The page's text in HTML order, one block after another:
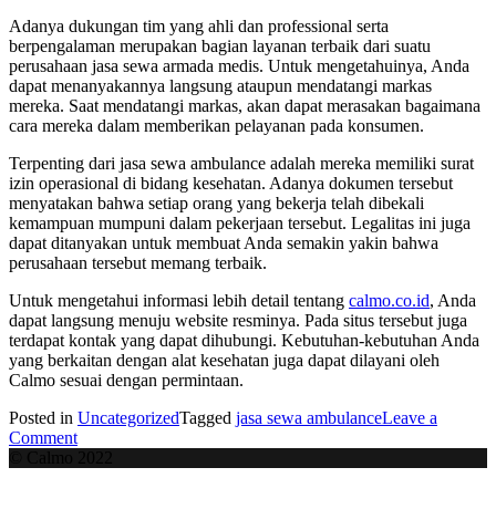
Adanya dukungan tim yang ahli dan professional serta
berpengalaman merupakan bagian layanan terbaik dari suatu
perusahaan jasa sewa armada medis. Untuk mengetahuinya, Anda
dapat menanyakannya langsung ataupun mendatangi markas
mereka. Saat mendatangi markas, akan dapat merasakan bagaimana
cara mereka dalam memberikan pelayanan pada konsumen.
Terpenting dari jasa sewa ambulance adalah mereka memiliki surat
izin operasional di bidang kesehatan. Adanya dokumen tersebut
menyatakan bahwa setiap orang yang bekerja telah dibekali
kemampuan mumpuni dalam pekerjaan tersebut. Legalitas ini juga
dapat ditanyakan untuk membuat Anda semakin yakin bahwa
perusahaan tersebut memang terbaik.
Untuk mengetahui informasi lebih detail tentang calmo.co.id, Anda
dapat langsung menuju website resminya. Pada situs tersebut juga
terdapat kontak yang dapat dihubungi. Kebutuhan-kebutuhan Anda
yang berkaitan dengan alat kesehatan juga dapat dilayani oleh
Calmo sesuai dengan permintaan.
Posted in UncategorizedTagged jasa sewa ambulanceLeave a
Commenton